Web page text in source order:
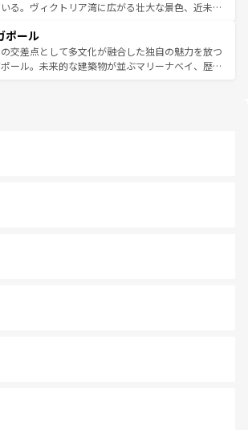
を迎えてくれるので、きっと忘れられない旅にな
ほしい。
でリゾート気分を楽しむことができる。タイ料理
気候は一年中温暖で、どの季節にも異なる楽しみ
いる。親しみやすいタイの人々、仏教を中心とし
そして多様な観光資源が、訪れる旅人を魅了し続
る。ヴィクトリア湾に広がる壮大な景色、近未来
を訪れても感動するはず。観光スポットが密集し
効率よく見どころを回れるのも魅力。息をのむよ
から文化的な体験まで、香港を存分に楽しみ尽く
ポール
交差点として多文化が融合した独自の魅力を放つ
ール。未来的な建築物が並ぶマリーナベイ、歴史
カーズは地元の風情を楽しめる外せないスポット